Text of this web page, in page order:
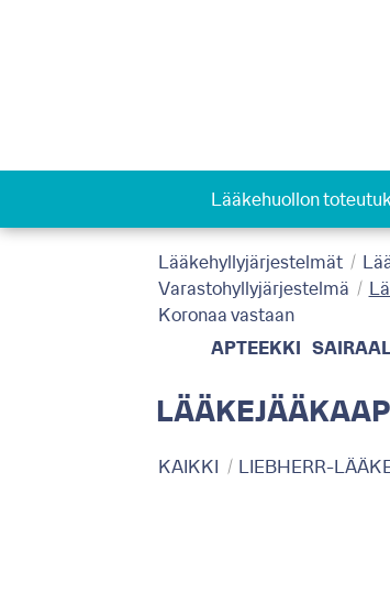
APTEEKKI
Lääkehuollon
Lääkehyllyjärjestelmät
Varastohyllyjärjestelmä
Koronaa vastaan
KAIKKI LIEBHERR-